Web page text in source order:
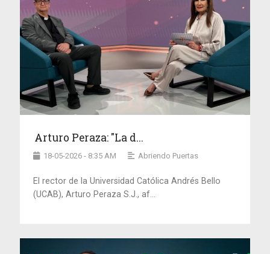
Arturo Peraza: "La d...
18-05-2026 - 8:35 AM Abriendo Puertas
El rector de la Universidad Católica Andrés Bello
(UCAB), Arturo Peraza S.J., af...